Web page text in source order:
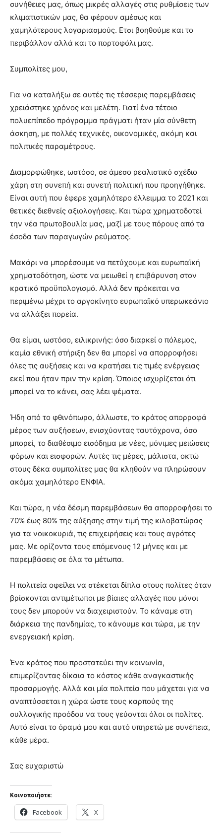
συνήθειες μας, όπως μικρές αλλαγές στις ρυθμίσεις των
κλιματιστικών μας, θα φέρουν αμέσως και
χαμηλότερους λογαριασμούς. Ετσι βοηθούμε και το
περιβάλλον αλλά και το πορτοφόλι μας.
Συμπολίτες μου,
Για να καταλήξω σε αυτές τις τέσσερις παρεμβάσεις
χρειάστηκε χρόνος και μελέτη. Γιατί ένα τέτοιο
πολυεπίπεδο πρόγραμμα πράγματι ήταν μία σύνθετη
άσκηση, με πολλές τεχνικές, οικονομικές, ακόμη και
πολιτικές παραμέτρους.
Διαμορφώθηκε, ωστόσο, σε άμεσο ρεαλιστικό σχέδιο
χάρη στη συνεπή και συνετή πολιτική που προηγήθηκε.
Είναι αυτή που έφερε χαμηλότερο έλλειμμα το 2021 και
θετικές διεθνείς αξιολογήσεις. Και τώρα χρηματοδοτεί
την νέα πρωτοβουλία μας, μαζί με τους πόρους από τα
έσοδα των παραγωγών ρεύματος.
Μακάρι να μπορέσουμε να πετύχουμε και ευρωπαϊκή
χρηματοδότηση, ώστε να μειωθεί η επιβάρυνση στον
κρατικό προϋπολογισμό. Αλλά δεν πρόκειται να
περιμένω μέχρι το αργοκίνητο ευρωπαϊκό υπερωκεάνιο
να αλλάξει πορεία.
Θα είμαι, ωστόσο, ειλικρινής: όσο διαρκεί ο πόλεμος,
καμία εθνική στήριξη δεν θα μπορεί να απορροφήσει
όλες τις αυξήσεις και να κρατήσει τις τιμές ενέργειας
εκεί που ήταν πριν την κρίση. Όποιος ισχυρίζεται ότι
μπορεί να το κάνει, σας λέει ψέματα.
Ήδη από το φθινόπωρο, άλλωστε, το κράτος απορροφά
μέρος των αυξήσεων, ενισχύοντας ταυτόχρονα, όσο
μπορεί, το διαθέσιμο εισόδημα με νέες, μόνιμες μειώσεις
φόρων και εισφορών. Αυτές τις μέρες, μάλιστα, οκτώ
στους δέκα συμπολίτες μας θα κληθούν να πληρώσουν
ακόμα χαμηλότερο ΕΝΦΙΑ.
Και τώρα, η νέα δέσμη παρεμβάσεων θα απορροφήσει το
70% έως 80% της αύξησης στην τιμή της κιλοβατώρας
για τα νοικοκυριά, τις επιχειρήσεις και τους αγρότες
μας. Με ορίζοντα τους επόμενους 12 μήνες και με
παρεμβάσεις σε όλα τα μέτωπα.
Η πολιτεία οφείλει να στέκεται δίπλα στους πολίτες όταν
βρίσκονται αντιμέτωποι με βίαιες αλλαγές που μόνοι
τους δεν μπορούν να διαχειριστούν. Το κάναμε στη
διάρκεια της πανδημίας, το κάνουμε και τώρα, με την
ενεργειακή κρίση.
Ένα κράτος που προστατεύει την κοινωνία,
επιμερίζοντας δίκαια το κόστος κάθε αναγκαστικής
προσαρμογής. Αλλά και μία πολιτεία που μάχεται για να
αναπτύσσεται η χώρα ώστε τους καρπούς της
συλλογικής προόδου να τους γεύονται όλοι οι πολίτες.
Αυτό είναι το όραμά μου και αυτό υπηρετώ με συνέπεια,
κάθε μέρα.
Σας ευχαριστώ
Κοινοποιήστε:
Facebook X